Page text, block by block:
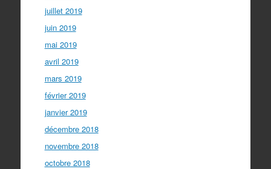
juillet 2019
juin 2019
mai 2019
avril 2019
mars 2019
février 2019
janvier 2019
décembre 2018
novembre 2018
octobre 2018